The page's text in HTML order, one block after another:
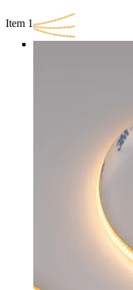
Item 1 of 3